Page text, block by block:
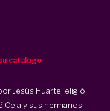
catálogo
Jesús Huarte, eligió
Cela y sus hermanos